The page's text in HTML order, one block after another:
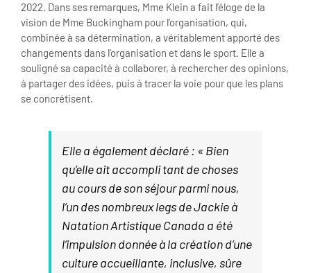
2022. Dans ses remarques, Mme Klein a fait l’éloge de la
vision de Mme Buckingham pour l’organisation, qui,
combinée à sa détermination, a véritablement apporté des
changements dans l’organisation et dans le sport. Elle a
souligné sa capacité à collaborer, à rechercher des opinions,
à partager des idées, puis à tracer la voie pour que les plans
se concrétisent.
Elle a également déclaré : « Bien
qu’elle ait accompli tant de choses
au cours de son séjour parmi nous,
l’un des nombreux legs de Jackie à
Natation Artistique Canada a été
l’impulsion donnée à la création d’une
culture accueillante, inclusive, sûre